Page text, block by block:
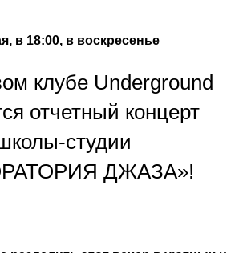
в 18:00, в воскресенье
клубе Underground
отчетный концерт
студии
ДЖАЗА»!